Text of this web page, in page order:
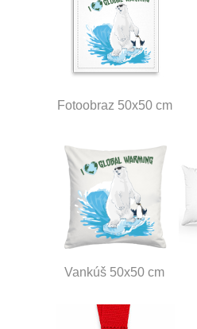
Fotoobraz 50x50 cm
Vankúš 50x50 cm